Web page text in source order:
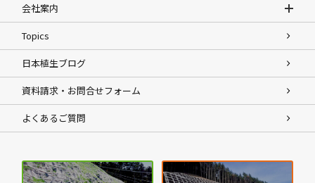
会社案内
Topics
日本植生ブログ
資料請求・お問合せフォーム
よくあるご質問